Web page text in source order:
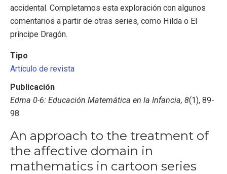
accidental. Completamos esta exploración con algunos
comentarios a partir de otras series, como Hilda o El
príncipe Dragón.
Tipo
Artículo de revista
Publicación
Edma 0-6: Educación Matemática en la Infancia, 8(1), 89-
98
An approach to the treatment of
the affective domain in
mathematics in cartoon series